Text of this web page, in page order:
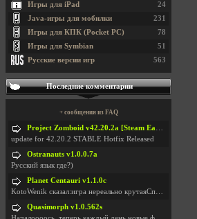
24
Игры для iPad
231
Java-игры для мобилки
78
Игры для КПК (Pocket PC)
51
Игры для Symbian
563
Русские версии игр
Последние комментарии
+ сообщения из FAQ
Project Zomboid v42.20.2a [Steam Early Access]
update for 42.20.2 STABLE Hotfix Released
Ostranauts v1.0.0.7a
Русский язык где?)
Planet Centauri v1.1.0c
KotoWenik сказал:игра нереально крутаяСпасибо )))
Quasimorph v1.0.562s